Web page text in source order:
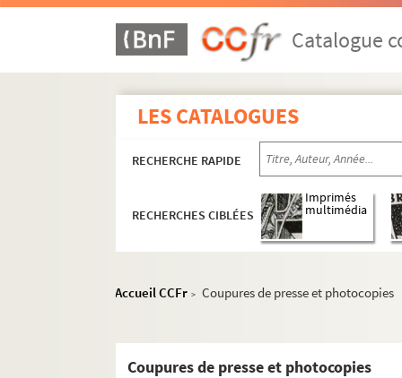
Catalogue
LES CATALOGUES
RECHERCHE RAPIDE
RECHERCHES CIBLÉES
Imprimés
multimédia
Accueil CCFr > Coupures de presse et photocopies
Coupures de presse et photocopies